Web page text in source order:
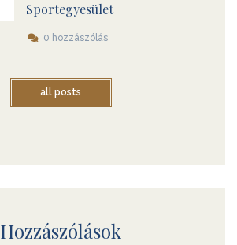
Sportegyesület
0 hozzászólás
all posts
Hozzászólások